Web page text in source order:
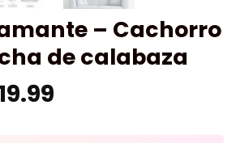
– Cachorro
de calabaza